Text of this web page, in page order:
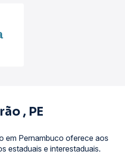
, PE
em Pernambuco oferece aos
estaduais e interestaduais.